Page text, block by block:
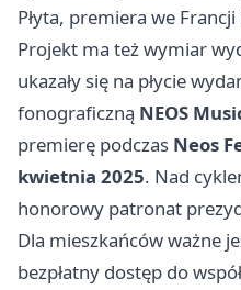
Płyta, premiera we
Projekt ma też wymiar
ukazały się na płycie
fonograficzną NEOS
premierę podczas Neos
kwietnia 2025. Nad
honorowy patronat
Dla mieszkańców ważne
bezpłatny dostęp do